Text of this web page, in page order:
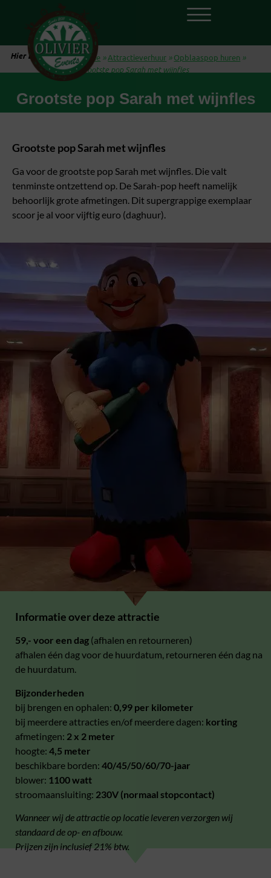
Hier ben je: Home »Attractieverhuur »Opblaaspop huren »
Grootste pop Sarah met wijnfles
Grootste pop Sarah met wijnfles
Grootste pop Sarah met wijnfles
Ga voor de grootste pop Sarah met wijnfles. Die valt
tenminste ontzettend op. De Sarah-pop heeft namelijk
behoorlijk grote afmetingen. Dit supergrappige exemplaar
scoor je al voor vijftig euro (daghuur).
Informatie over deze attractie
59,- voor een dag (afhalen en retourneren)
afhalen één dag voor de huurdatum, retourneren één dag na
de huurdatum.
Bijzonderheden
bij brengen en ophalen: 0,99 per kilometer
bij meerdere attracties en/of meerdere dagen: korting
afmetingen: 2 x 2 meter
hoogte: 4,5 meter
beschikbare borden: 40/45/50/60/70-jaar
blower: 1100 watt
stroomaansluiting: 230V (normaal stopcontact)
Wanneer wij de attractie op locatie leveren verzorgen wij
standaard de op- en afbouw.
Prijzen zijn inclusief 21% btw.